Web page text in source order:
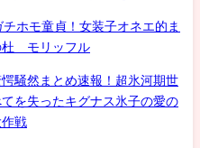
モ童貞！女装子オネエ的ま
杜 モリッフル
騒然まとめ速報！超氷河期世
を失ったキグナス氷子の愛の
戦